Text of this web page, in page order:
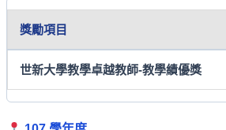
獎勵項目
世新大學教學卓越教師-教學績優獎